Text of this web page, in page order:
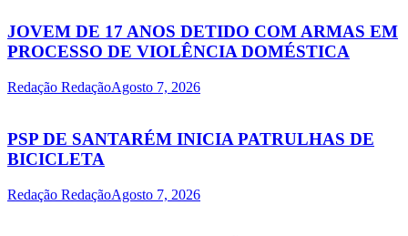
JOVEM DE 17 ANOS DETIDO COM ARMAS EM
PROCESSO DE VIOLÊNCIA DOMÉSTICA
Redação RedaçãoAgosto 7, 2026
PSP DE SANTARÉM INICIA PATRULHAS DE
BICICLETA
Redação RedaçãoAgosto 7, 2026